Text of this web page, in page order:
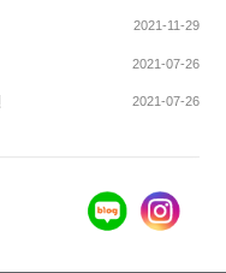
2021-11-29
2021-07-26
2021-07-26